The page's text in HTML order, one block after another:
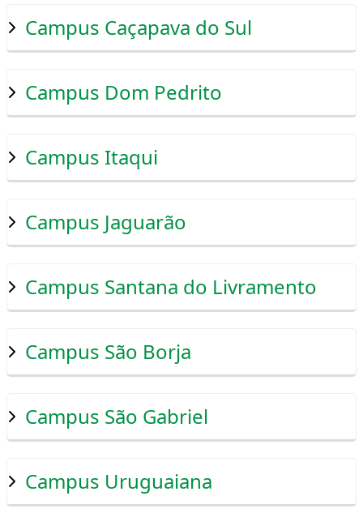
Campus Caçapava do Sul
Campus Dom Pedrito
Campus Itaqui
Campus Jaguarão
Campus Santana do Livramento
Campus São Borja
Campus São Gabriel
Campus Uruguaiana